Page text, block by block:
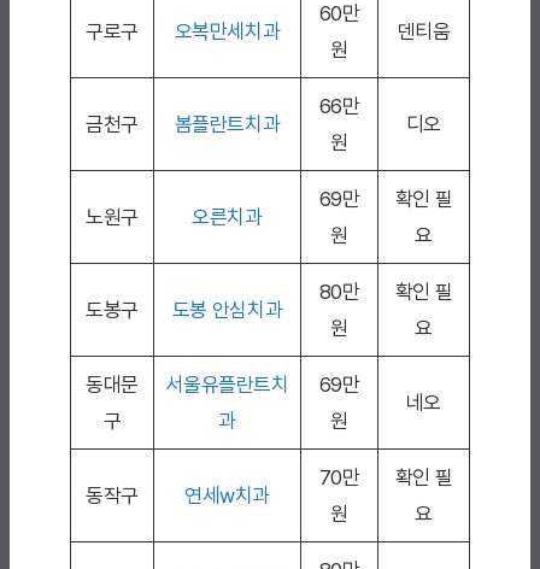
구로구 오복만세치과
60만
원
덴티움
금천구 봄플란트치과
66만
원
디오
노원구 오른치과
69만
원
확인 필
요
도봉구 도봉 안심치과
80만
원
확인 필
요
동대문
구
서울유플란트치
과
69만
원
네오
동작구 연세w치과
70만
원
확인 필
요